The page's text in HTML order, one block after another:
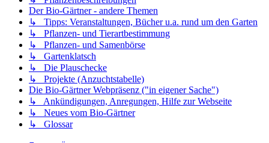
Der Bio-Gärtner - andere Themen
↳ Tipps: Veranstaltungen, Bücher u.a. rund um den Garten
↳ Pflanzen- und Tierartbestimmung
↳ Pflanzen- und Samenbörse
↳ Gartenklatsch
↳ Die Plauschecke
↳ Projekte (Anzuchtstabelle)
Die Bio-Gärtner Webpräsenz ("in eigener Sache")
↳ Ankündigungen, Anregungen, Hilfe zur Webseite
↳ Neues vom Bio-Gärtner
↳ Glossar